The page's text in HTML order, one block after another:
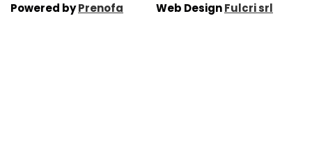
Powered byPrenofa Web DesignFulcri srl